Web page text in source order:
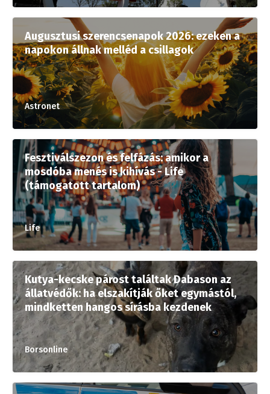
Augusztusi szerencsenapok 2026: ezeken a
napokon állnak melléd a csillagok
Astronet
Fesztiválszezon és felfázás: amikor a
mosdóba menés is kihívás - Life
(támogatott tartalom)
Life
Kutya-kecske párost találtak Dabason az
állatvédők: ha elszakítják őket egymástól,
mindketten hangos sírásba kezdenek
Borsonline